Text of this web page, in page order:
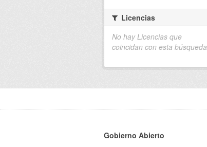
Licencias
No hay Licencias que
coincidan con esta búsqueda
Gobierno Abierto